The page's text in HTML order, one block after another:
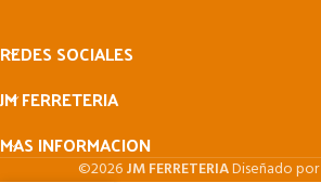
REDES SOCIALES
JM FERRETERIA
MAS INFORMACION
©2026JM FERRETERIADiseñado por